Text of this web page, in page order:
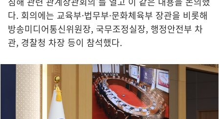
다. 회의에는 교육부·법무부·문화체육부 장관을 비롯해
방송미디어통신위원장, 국무조정실장, 행정안전부 차
관, 경찰청 차장 등이 참석했다.